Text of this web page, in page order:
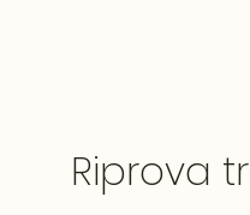
Riprova